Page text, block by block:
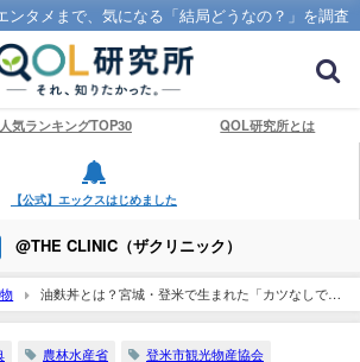
ンタメまで、気になる「結局どうなの？」を調査
人気ランキングTOP30 QOL研究所とは
【公式】エックスはじめました
@THE CLINIC（ザクリニック）
油麩丼とは？宮城・登米で生まれた「カツなしでも
農林水産省
登米市観光物産協会